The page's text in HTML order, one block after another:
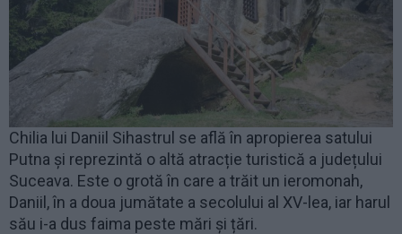
Chilia lui Daniil Sihastrul se află în apropierea satului
Putna și reprezintă o altă atracție turistică a județului
Suceava. Este o grotă în care a trăit un ieromonah,
Daniil, în a doua jumătate a secolului al XV-lea, iar harul
său i-a dus faima peste mări și țări.